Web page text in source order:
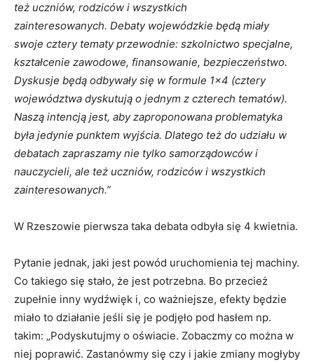
też uczniów, rodziców i wszystkich
zainteresowanych. Debaty wojewódzkie będą miały
swoje cztery tematy przewodnie: szkolnictwo specjalne,
kształcenie zawodowe, finansowanie, bezpieczeństwo.
Dyskusje będą odbywały się w formule 1×4 (cztery
województwa dyskutują o jednym z czterech tematów).
Naszą intencją jest, aby zaproponowana problematyka
była jedynie punktem wyjścia. Dlatego też do udziału w
debatach zapraszamy nie tylko samorządowców i
nauczycieli, ale też uczniów, rodziców i wszystkich
zainteresowanych.”
W Rzeszowie pierwsza taka debata odbyła się 4 kwietnia.
Pytanie jednak, jaki jest powód uruchomienia tej machiny.
Co takiego się stało, że jest potrzebna. Bo przecież
zupełnie inny wydźwięk i, co ważniejsze, efekty będzie
miało to działanie jeśli się je podjęło pod hasłem np.
takim: „Podyskutujmy o oświacie. Zobaczmy co można w
niej poprawić. Zastanówmy się czy i jakie zmiany mogłyby